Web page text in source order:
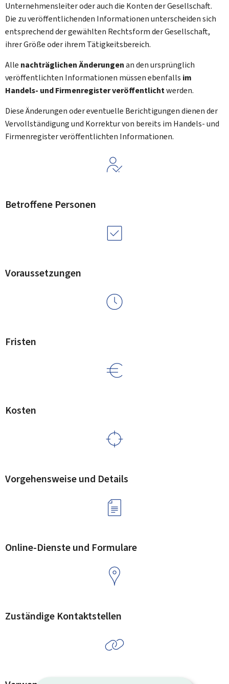
Unternehmensleiter oder auch die Konten der Gesellschaft.
Die zu veröffentlichenden Informationen unterscheiden sich
entsprechend der gewählten Rechtsform der Gesellschaft,
ihrer Größe oder ihrem Tätigkeitsbereich.
Alle nachträglichen Änderungenan den ursprünglich
veröffentlichten Informationen müssen ebenfalls im
Handels- und Firmenregister veröffentlichtwerden.
Diese Änderungen oder eventuelle Berichtigungen dienen der
Vervollständigung und Korrektur von bereits im Handels- und
Firmenregister veröffentlichten Informationen.
Betroffene Personen
Voraussetzungen
Fristen
Kosten
Vorgehensweise und Details
Online-Dienste und Formulare
Zuständige Kontaktstellen